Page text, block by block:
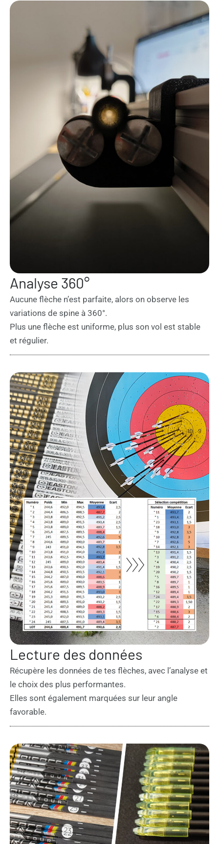
Analyse 360°
Aucune flèche n’est parfaite, alors on observe les
variations de spine à 360°.
Plus une flèche est uniforme, plus son vol est stable
et régulier.
Lecture des données
Récupère les données de tes flèches, avec l’analyse et
le choix des plus performantes.
Elles sont également marquées sur leur angle
favorable.